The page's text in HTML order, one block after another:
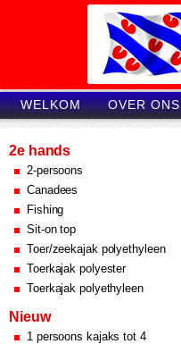
WELKOM OVER ONS
2e hands
2-persoons
Canadees
Fishing
Sit-on top
Toer/zeekajak polyethyleen
Toerkajak polyester
Toerkajak polyethyleen
Nieuw
1 persoons kajaks tot 4